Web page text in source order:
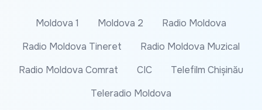
Moldova 1 Moldova 2
Radio Moldova
Radio Moldova Tineret
Radio Moldova Muzical
Radio Moldova Comrat
CIC
Telefilm Chișinău
Teleradio Moldova